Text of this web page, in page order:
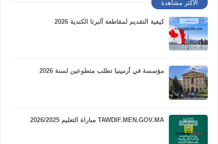
الأكثر مشاهدة
كيفية التقديم لمقاطعة ألبرتا الكندية 2026
مؤسسة في أرمينيا تطلب متطوعين لسنة 2026
TAWDIF.MEN.GOV.MA مباراة التعليم 2026/2025